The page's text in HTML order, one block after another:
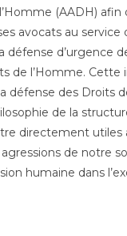
(AADH)
avocats au service
défense d’urgence
de l’Homme.
défense des Droits
de la
directement utiles
de notre
humaine dans